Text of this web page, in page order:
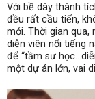
Với bề dày thành
đều rất cầu tiến,
mới. Thời gian qua,
diễn viên nổi tiếng
để “tầm sư
một dự án lớn, vai